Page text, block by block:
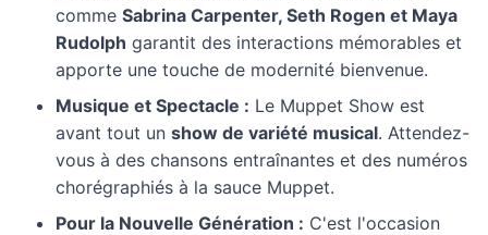
comme Sabrina Carpenter, Seth Rogen et Maya
Rudolph garantit des interactions mémorables et
apporte une touche de modernité bienvenue.
Musique et Spectacle : Le Muppet Show est
avant tout un show de variété musical. Attendez-
vous à des chansons entraînantes et des numéros
chorégraphiés à la sauce Muppet.
Pour la Nouvelle Génération : C'est l'occasion